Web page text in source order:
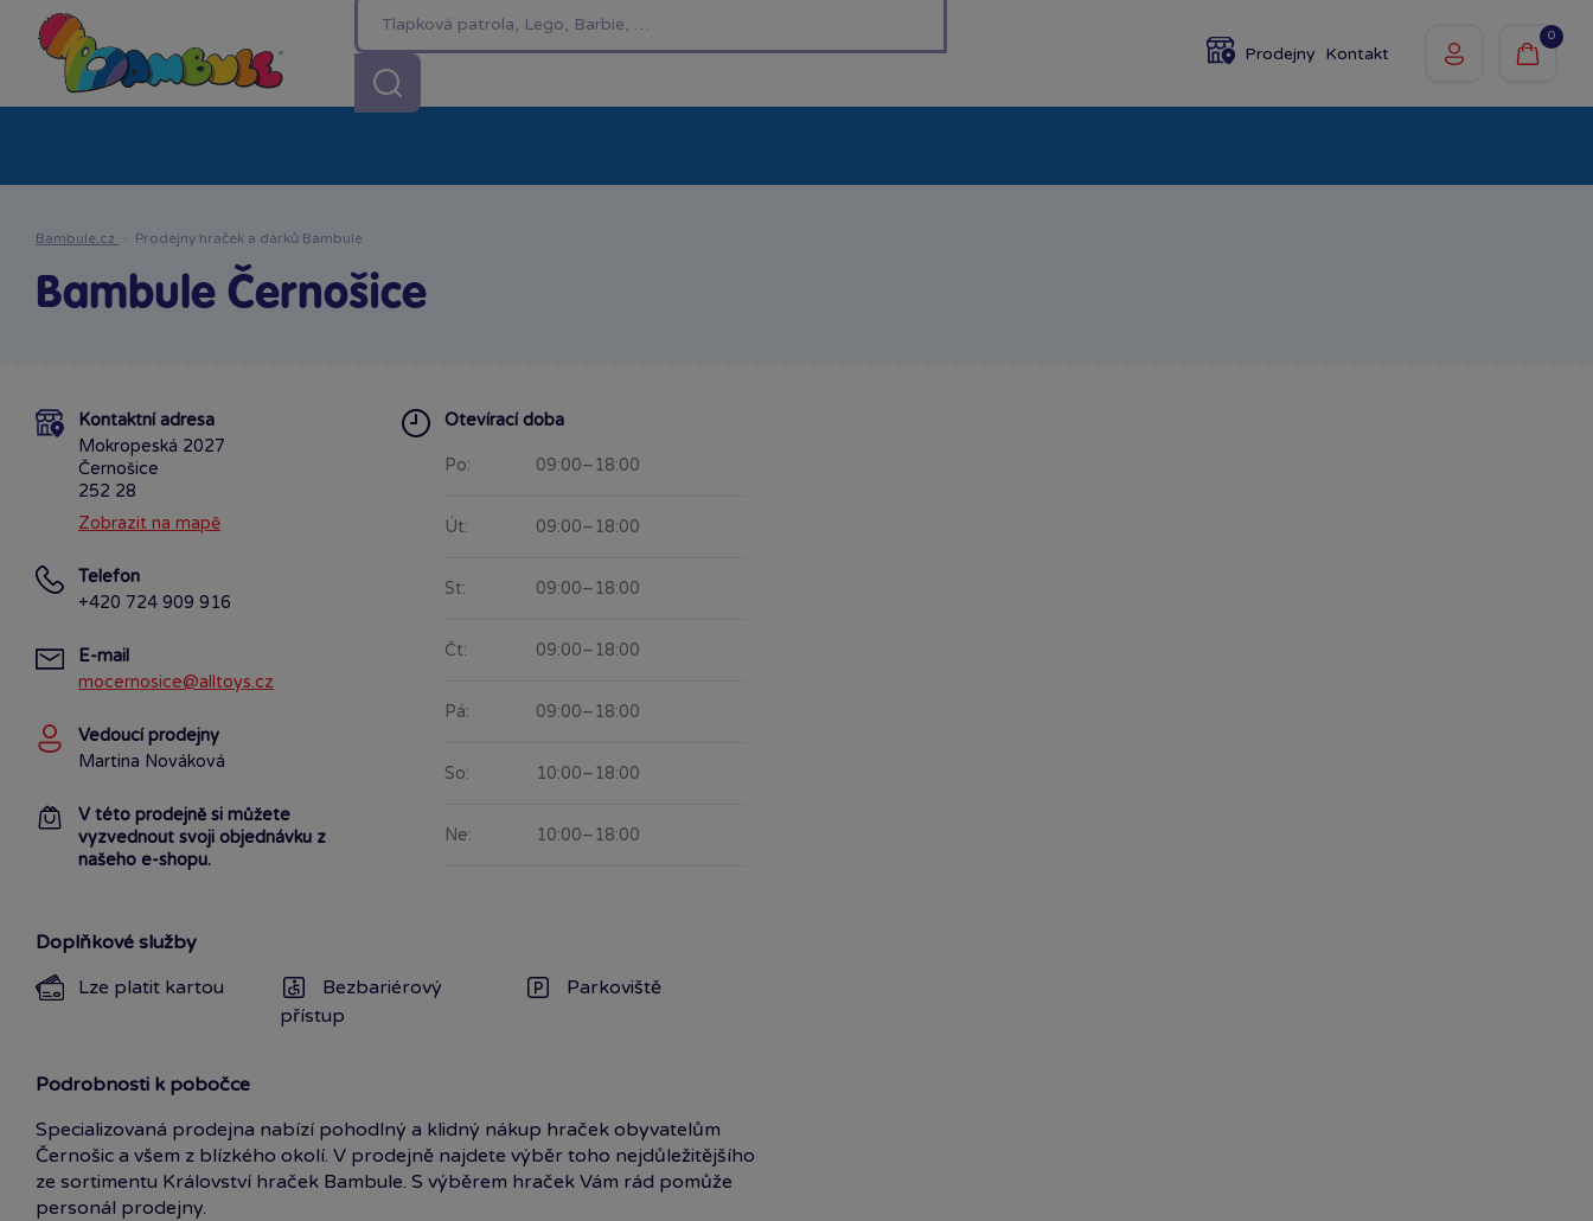
Prodejny Kontakt
0
Bambule.cz · Prodejny hraček a dárků Bambule
Bambule Černošice
Kontaktní adresa
Mokropeská 2027
Černošice
252 28
Zobrazit na mapě
Telefon
+420 724 909 916
E-mail
mocernosice@alltoys.cz
Vedoucí prodejny
Martina Nováková
V této prodejně si můžete
vyzvednout svoji objednávku z
našeho e-shopu.
Otevírací doba
Po: 09:00–18:00
Út: 09:00–18:00
St: 09:00–18:00
Čt: 09:00–18:00
Pá: 09:00–18:00
So: 10:00–18:00
Ne: 10:00–18:00
Doplňkové služby
Lze platit kartou
Bezbariérový
přístup
Parkoviště
Podrobnosti k pobočce
Specializovaná prodejna nabízí pohodlný a klidný nákup hraček obyvatelům
Černošic a všem z blízkého okolí. V prodejně najdete výběr toho nejdůležitějšího
ze sortimentu Království hraček Bambule. S výběrem hraček Vám rád pomůže
personál prodejny.